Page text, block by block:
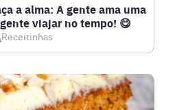
a alma: A gente ama uma
viajar no tempo! 😋
Receitinhas